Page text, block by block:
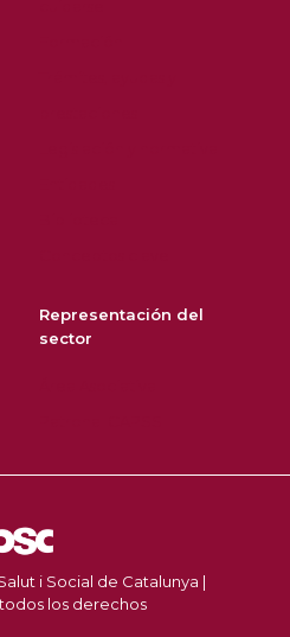
Representación del
sector
i Social de Catalunya |
los derechos